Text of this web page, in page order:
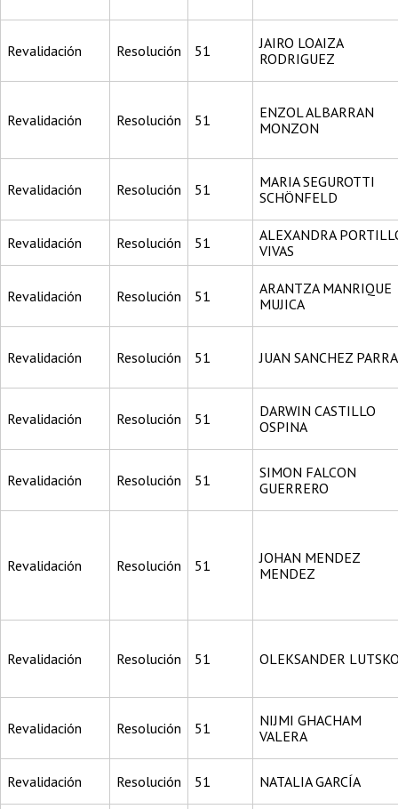
Revalidación Resolución 51
JAIRO LOAIZA
RODRIGUEZ
Revalidación Resolución 51
ENZOL ALBARRAN
MONZON
Revalidación Resolución 51
MARIA SEGUROTTI
SCHÖNFELD
Revalidación Resolución 51
ALEXANDRA
VIVAS
Revalidación Resolución 51
ARANTZA MANRIQUE
MUJICA
Revalidación Resolución 51 JUAN SANCHEZ PARRA
Revalidación Resolución 51
DARWIN CASTILLO
OSPINA
Revalidación Resolución 51
SIMON FALCON
GUERRERO
Revalidación Resolución 51
JOHAN MENDEZ
MENDEZ
Revalidación Resolución 51 OLEKSANDER
Revalidación Resolución 51
NIJMI GHACHAM
VALERA
Revalidación Resolución 51 NATALIA GARCÍA